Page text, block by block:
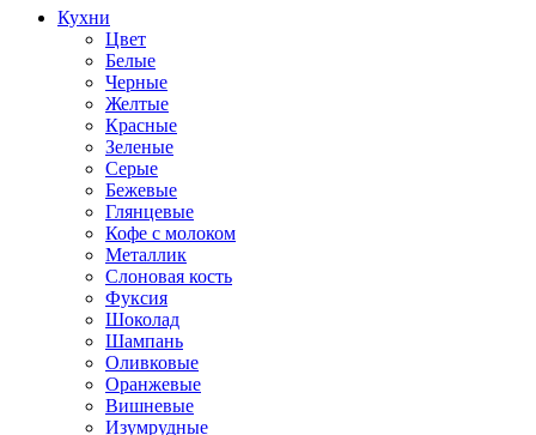
Кухни
Цвет
Белые
Черные
Желтые
Красные
Зеленые
Серые
Бежевые
Глянцевые
Кофе с молоком
Металлик
Слоновая кость
Фуксия
Шоколад
Шампань
Оливковые
Оранжевые
Вишневые
Изумрудные